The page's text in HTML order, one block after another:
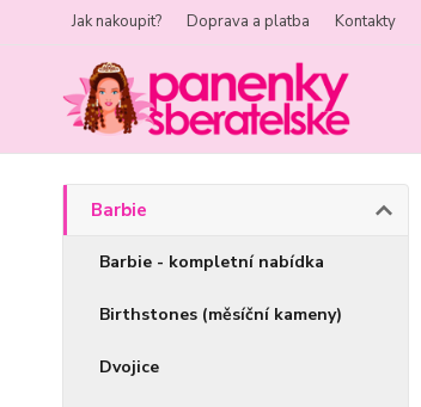
Jak nakoupit? Doprava a platba Kontakty
Barbie
Barbie - kompletní nabídka
Birthstones (měsíční kameny)
Dvojice